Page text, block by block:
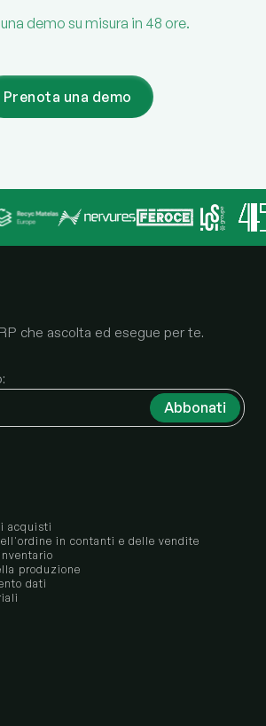
demo su misura in 48 ore.
Prenota una demo
che ascolta ed esegue per te.
acquisti
in contanti e delle vendite
produzione
dati